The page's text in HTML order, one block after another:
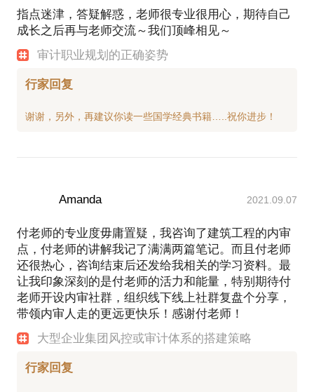
指点迷津，答疑解惑，老师很专业很用心，期待自己
成长之后再与老师交流～我们顶峰相见～
审计职业规划的正确姿势
行家回复
Amanda 2021.09.07
付老师的专业度毋庸置疑，我咨询了建筑工程的内审
点，付老师的讲解我记了满满两篇笔记。而且付老师
还很热心，咨询结束后还发给我相关的学习资料。最
让我印象深刻的是付老师的活力和能量，特别期待付
老师开设内审社群，组织线下线上社群复盘个分享，
带领内审人走的更远更快乐！感谢付老师！
大型企业集团风控或审计体系的搭建策略
行家回复